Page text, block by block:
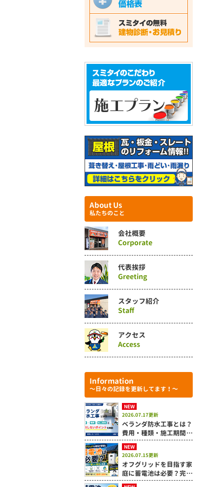
About Us
私たちのこと
会社概要
Corporate
代表挨拶
Greeting
スタッフ紹介
Staff
アクセス
Access
Information
～日々の記録を更新してます！～
NEW
2026.07.17更新
ベランダ防水工事とは？
費用・種類・施工期間と
失敗しないポイントを解
説
NEW
2026.07.15更新
オフグリッドを目指す家
庭に蓄電池は必要？完全
自給が難しい理由も解説